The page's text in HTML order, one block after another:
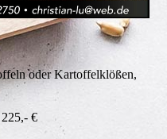
oder Kartoffelklößen,
€